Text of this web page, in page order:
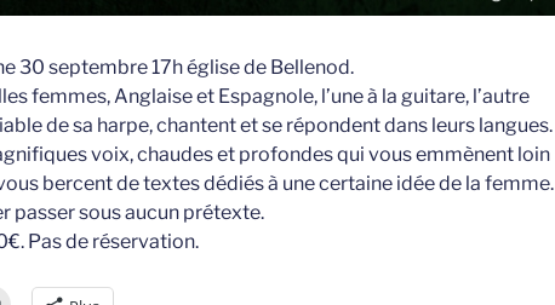
30 septembre 17h église de Bellenod.
femmes, Anglaise et Espagnole, l’une à la guitare, l’autre
de sa harpe, chantent et se répondent dans leurs langues.
voix, chaudes et profondes qui vous emmènent loin
bercent de textes dédiés à une certaine idée de la femme.
passer sous aucun prétexte.
Pas de réservation.